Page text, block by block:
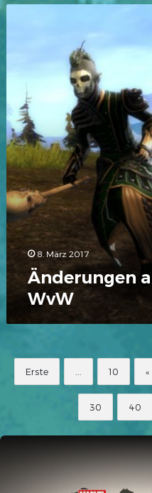
8. März 2017
Änderungen
WvW
Erste 10 «
30 40